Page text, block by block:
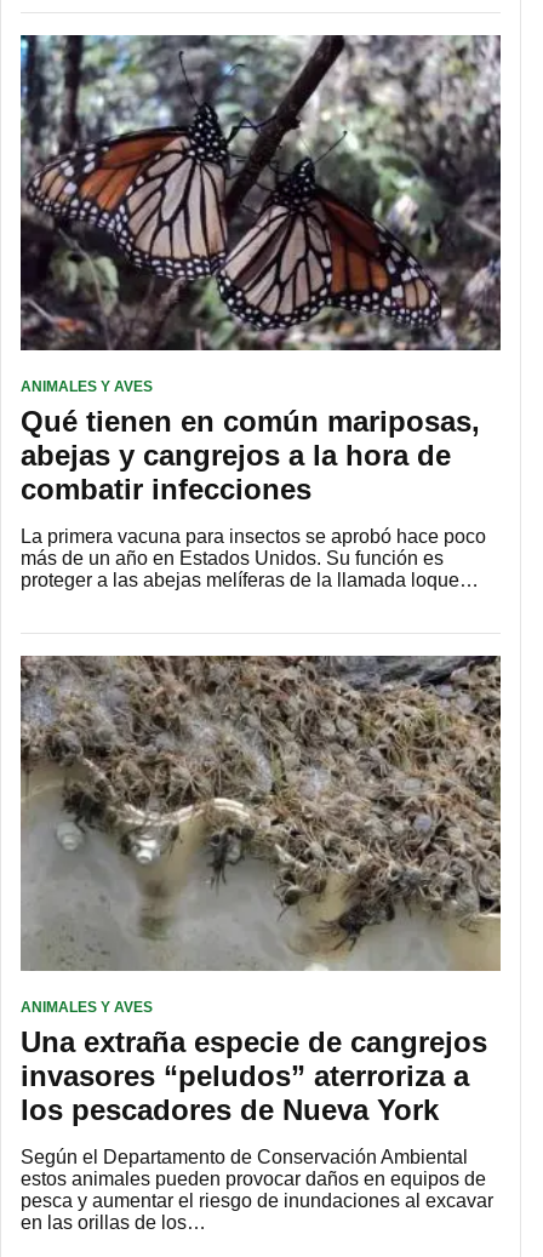
ANIMALES Y AVES
Qué tienen en común mariposas,
abejas y cangrejos a la hora de
combatir infecciones
La primera vacuna para insectos se aprobó hace poco
más de un año en Estados Unidos. Su función es
proteger a las abejas melíferas de la llamada loque…
ANIMALES Y AVES
Una extraña especie de cangrejos
invasores “peludos” aterroriza a
los pescadores de Nueva York
Según el Departamento de Conservación Ambiental
estos animales pueden provocar daños en equipos de
pesca y aumentar el riesgo de inundaciones al excavar
en las orillas de los…